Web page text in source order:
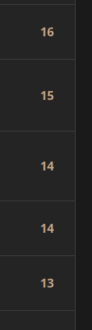
16
15
14
14
13